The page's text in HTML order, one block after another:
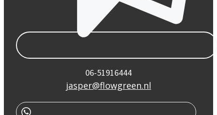
06-51916444
jasper@flowgreen.nl